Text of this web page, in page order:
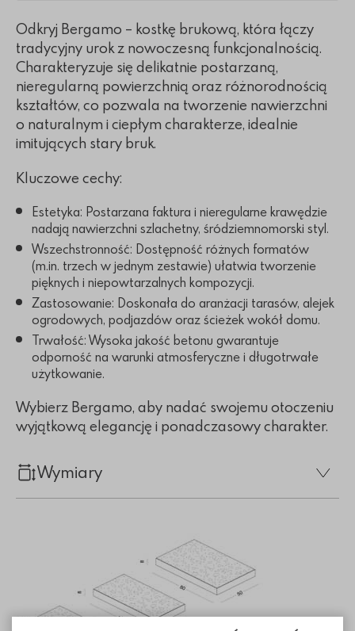
Odkryj Bergamo – kostkę brukową, która łączy
tradycyjny urok z nowoczesną funkcjonalnością.
Charakteryzuje się delikatnie postarzaną,
nieregularną powierzchnią oraz różnorodnością
kształtów, co pozwala na tworzenie nawierzchni
o naturalnym i ciepłym charakterze, idealnie
imitujących stary bruk.
Kluczowe cechy:
Estetyka: Postarzana faktura i nieregularne krawędzie
nadają nawierzchni szlachetny, śródziemnomorski styl.
Wszechstronność: Dostępność różnych formatów
(m.in. trzech w jednym zestawie) ułatwia tworzenie
pięknych i niepowtarzalnych kompozycji.
Zastosowanie: Doskonała do aranżacji tarasów, alejek
ogrodowych, podjazdów oraz ścieżek wokół domu.
Trwałość: Wysoka jakość betonu gwarantuje
odporność na warunki atmosferyczne i długotrwałe
użytkowanie.
Wybierz Bergamo, aby nadać swojemu otoczeniu
wyjątkową elegancję i ponadczasowy charakter.
Wymiary